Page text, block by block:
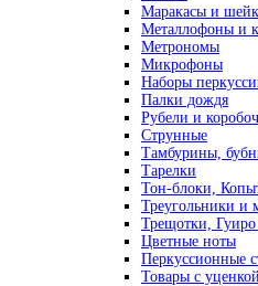
Маракасы и
Металлофоны и
Метрономы
Микрофоны
Наборы
Палки дождя
Рубели и
Струнные
Тамбурины,
Тарелки
Тон-блоки,
Треугольники и
Трещотки,
Цветные ноты
Перкуссионные
Товары с уценкой